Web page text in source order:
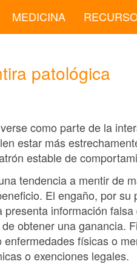
MEDICINA
patológica
como parte de la
estar más
estable de
tendencia a mentir de
El engaño, por
información
obtener una ganancia.
físicas o
o exenciones legales.